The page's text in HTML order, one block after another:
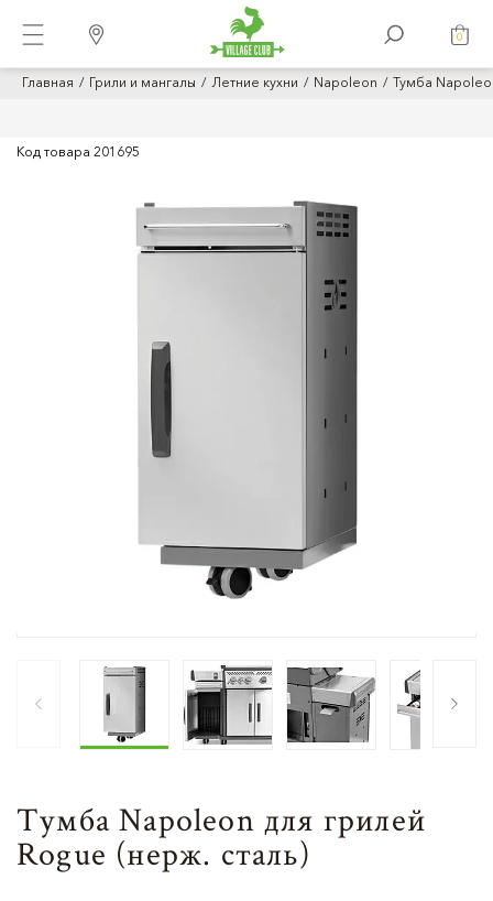
0
Главная Грили и мангалы Летние кухни Napoleon Тумба
Код товара 201695
Тумба Napoleon для грилей
Rogue (нерж. сталь)